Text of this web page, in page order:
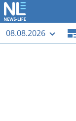
08.08.2026